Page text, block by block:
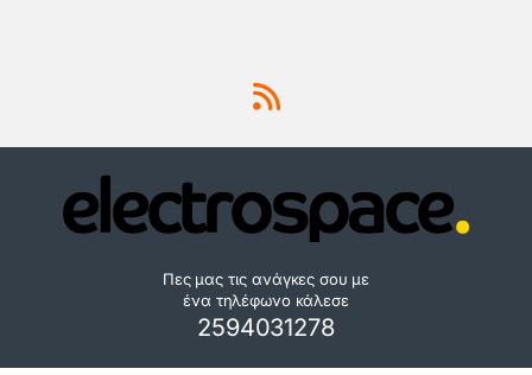
Πες μας τις ανάγκες σου με
ένα τηλέφωνο κάλεσε
2594031278